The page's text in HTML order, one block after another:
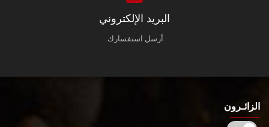
البريد الإلكتروني
أرسل استفسارك.
الزائـرون